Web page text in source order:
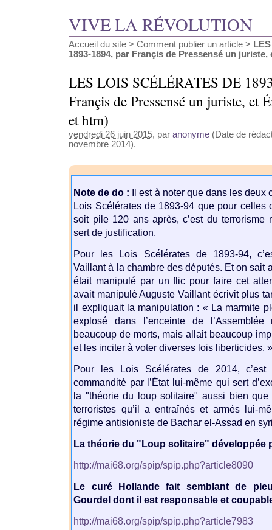
VIVE LA RÉVOLUTION
Accueil du site > Comment publier un article >
1893-1894, par Françis de Pressensé un juriste,
LES LOIS SCÉLÉRATES DE
Françis de Pressensé un juriste, et
et htm)
vendredi 26 juin 2015, par anonyme (Date de
novembre 2014).
Note de do : Il est à noter que dans les deux
Lois Scélérates de 1893-94 que pour celles
soit pile 120 ans après, c’est du terrorisme
sert de justification.
Pour les Lois Scélérates de 1893-94,
Vaillant à la chambre des députés. Et on sait
était manipulé par un flic pour faire cet
avait manipulé Auguste Vaillant écrivit plus
il expliquait la manipulation : « La marmite
explosé dans l’enceinte de
beaucoup de morts, mais allait beaucoup
et les inciter à voter diverses lois liberticides.
Pour les Lois Scélérates de 2014, c’est
commandité par l’État lui-même qui sert
la "théorie du loup solitaire" aussi bien
terroristes qu’il a entraînés et armés lui-
régime antisioniste de Bachar el-Assad en
La théorie du "Loup solitaire" développée
http://mai68.org/spip/spip.php?article8090
Le curé Hollande fait semblant de
Gourdel dont il est responsable et
http://mai68.org/spip/spip.php?article7983